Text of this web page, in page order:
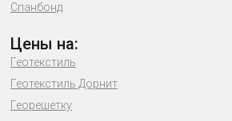
Спанбонд
Цены на:
Геотекстиль
Геотекстиль Дорнит
Георешетку